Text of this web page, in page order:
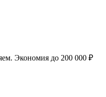
Экономия до 200 000 ₽